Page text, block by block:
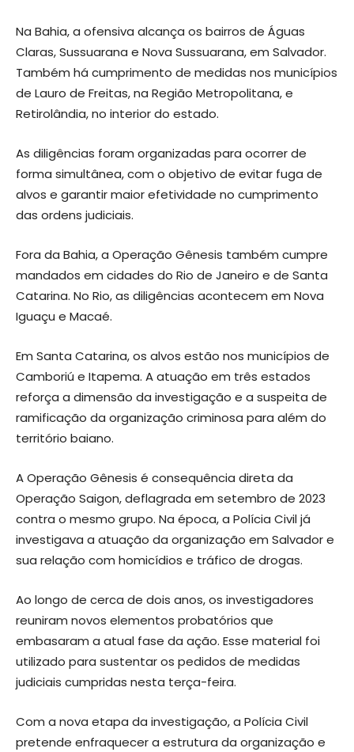
Na Bahia, a ofensiva alcança os bairros de Águas
Claras, Sussuarana e Nova Sussuarana, em Salvador.
Também há cumprimento de medidas nos municípios
de Lauro de Freitas, na Região Metropolitana, e
Retirolândia, no interior do estado.
As diligências foram organizadas para ocorrer de
forma simultânea, com o objetivo de evitar fuga de
alvos e garantir maior efetividade no cumprimento
das ordens judiciais.
Fora da Bahia, a Operação Gênesis também cumpre
mandados em cidades do Rio de Janeiro e de Santa
Catarina. No Rio, as diligências acontecem em Nova
Iguaçu e Macaé.
Em Santa Catarina, os alvos estão nos municípios de
Camboriú e Itapema. A atuação em três estados
reforça a dimensão da investigação e a suspeita de
ramificação da organização criminosa para além do
território baiano.
A Operação Gênesis é consequência direta da
Operação Saigon, deflagrada em setembro de 2023
contra o mesmo grupo. Na época, a Polícia Civil já
investigava a atuação da organização em Salvador e
sua relação com homicídios e tráfico de drogas.
Ao longo de cerca de dois anos, os investigadores
reuniram novos elementos probatórios que
embasaram a atual fase da ação. Esse material foi
utilizado para sustentar os pedidos de medidas
judiciais cumpridas nesta terça-feira.
Com a nova etapa da investigação, a Polícia Civil
pretende enfraquecer a estrutura da organização e